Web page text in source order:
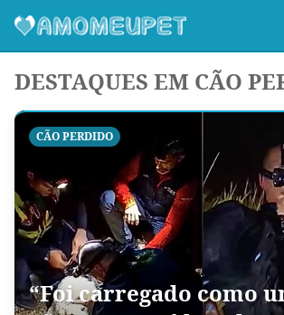
DESTAQUES EM CÃO
CÃO PERDIDO
“Foi carregado como